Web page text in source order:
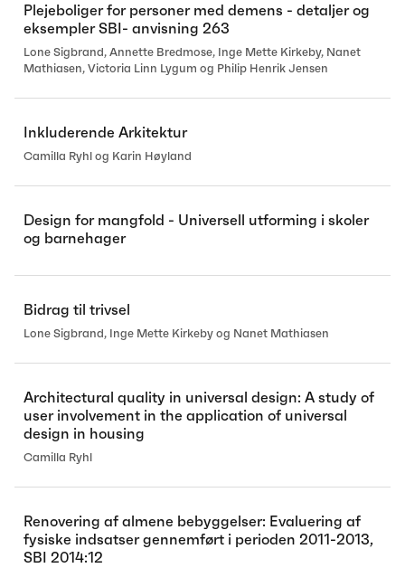
Plejeboliger for personer med demens - detaljer og
eksempler SBI- anvisning 263
Lone Sigbrand, Annette Bredmose, Inge Mette Kirkeby, Nanet
Mathiasen, Victoria Linn Lygum og Philip Henrik Jensen
Inkluderende Arkitektur
Camilla Ryhl og Karin Høyland
Design for mangfold - Universell utforming i skoler
og barnehager
Bidrag til trivsel
Lone Sigbrand, Inge Mette Kirkeby og Nanet Mathiasen
Architectural quality in universal design: A study of
user involvement in the application of universal
design in housing
Camilla Ryhl
Renovering af almene bebyggelser: Evaluering af
fysiske indsatser gennemført i perioden 2011-2013,
SBI 2014:12